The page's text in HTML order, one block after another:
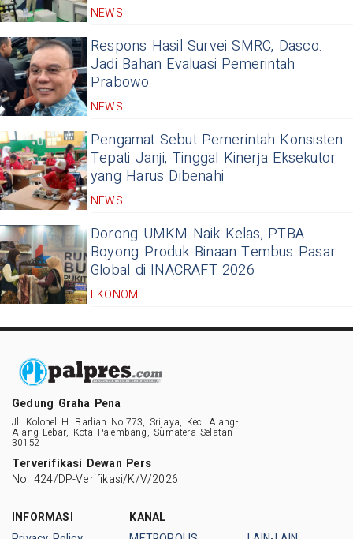
NEWS
Respons Hasil Survei SMRC, Dasco:
Jadi Bahan Evaluasi Pemerintah
Prabowo
NEWS
Pengamat Sebut Pemerintah Konsisten
Tepati Janji, Tinggal Kinerja Eksekutor
yang Harus Dibenahi
NEWS
Dorong UMKM Naik Kelas, PTBA
Boyong Produk Binaan Tembus Pasar
Global di INACRAFT 2026
EKONOMI
Gedung Graha Pena
Jl. Kolonel H. Barlian No.773, Srijaya, Kec. Alang-
Alang Lebar, Kota Palembang, Sumatera Selatan
30152
Terverifikasi Dewan Pers
No: 424/DP-Verifikasi/K/V/2026
INFORMASI
KANAL